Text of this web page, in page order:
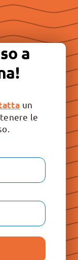
a
un
le
per
la
valori
e